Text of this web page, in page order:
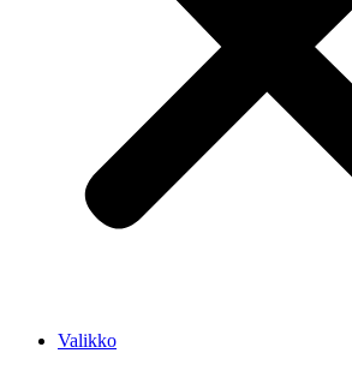
Valikko